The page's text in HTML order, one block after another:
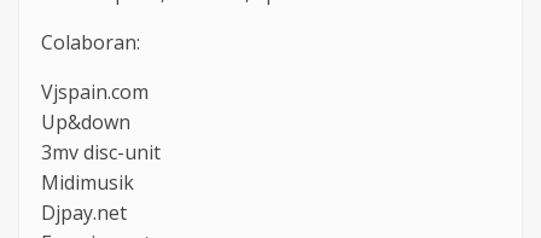
Colaboran:
Vjspain.com
Up&down
3mv disc-unit
Midimusik
Djpay.net